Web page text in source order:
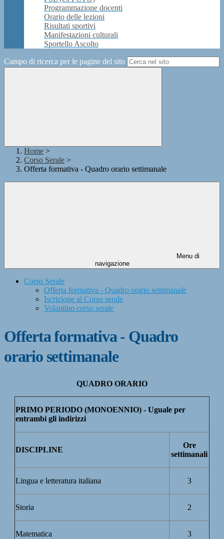
Programmazione docenti
Orario delle lezioni
Risultati sportivi
Manifestazioni culturali
Sportello Ascolto
Campo di ricerca per le pagine del sito
Home >
Corso Serale >
Offerta formativa - Quadro orario settimanale
Menu di
navigazione
Corso Serale
Offerta formativa - Quadro orario settimanale
Iscrizione al Corso serale
Volantino corso serale
Offerta formativa - Quadro
orario settimanale
QUADRO ORARIO
PRIMO PERIODO (MONOENNIO) - Uguale per
entrambi gli indirizzi
DISCIPLINE
Ore
settimanali
Lingua e letteratura italiana 3
Storia 2
Matematica 3